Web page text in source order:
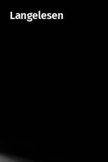
Langelesen